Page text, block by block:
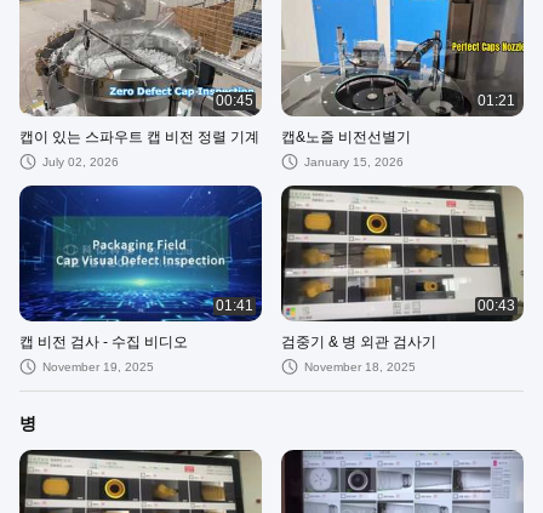
00:45
캡이 있는 스파우트 캡 비전 정렬 기계
July 02, 2026
01:21
캡&노즐 비전선별기
January 15, 2026
01:41
캡 비전 검사 - 수집 비디오
November 19, 2025
00:43
검중기 & 병 외관 검사기
November 18, 2025
병